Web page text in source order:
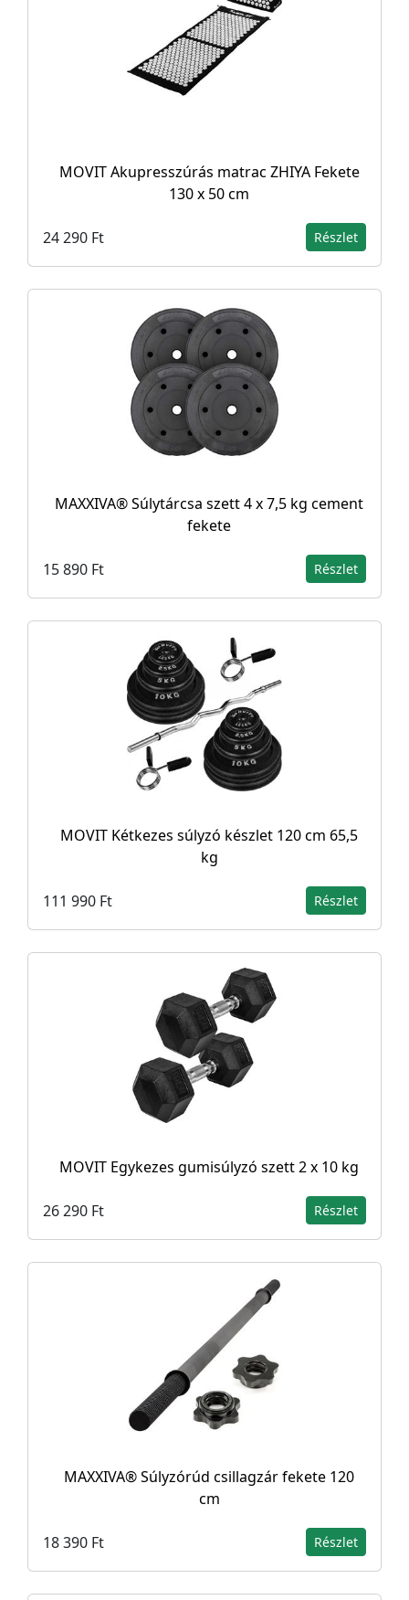
MOVIT Akupresszúrás matrac ZHIYA Fekete
130 x 50 cm
24 290 Ft Részlet
MAXXIVA® Súlytárcsa szett 4 x 7,5 kg cement
fekete
15 890 Ft Részlet
MOVIT Kétkezes súlyzó készlet 120 cm 65,5
kg
111 990 Ft Részlet
MOVIT Egykezes gumisúlyzó szett 2 x 10 kg
26 290 Ft Részlet
MAXXIVA® Súlyzórúd csillagzár fekete 120
cm
18 390 Ft Részlet